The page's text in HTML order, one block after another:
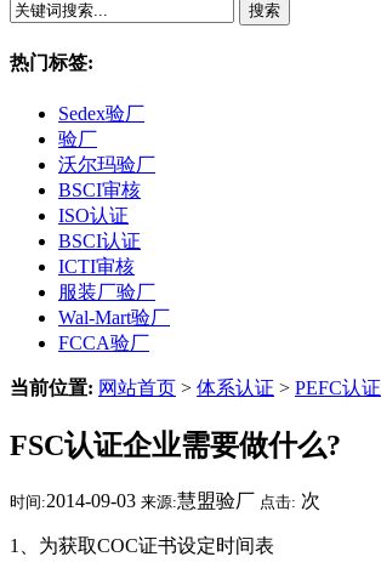
热门标签:
Sedex验厂
验厂
沃尔玛验厂
BSCI审核
ISO认证
BSCI认证
ICTI审核
服装厂验厂
Wal-Mart验厂
FCCA验厂
当前位置: 网站首页 > 体系认证 > PEFC认证
FSC认证企业需要做什么?
时间:2014-09-03 来源:慧盟验厂 点击: 次
1、为获取COC证书设定时间表